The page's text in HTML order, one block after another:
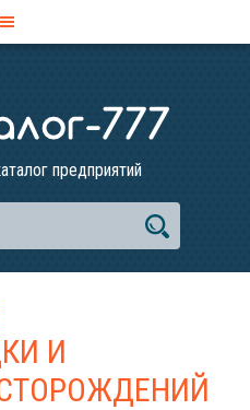
предприятий
И